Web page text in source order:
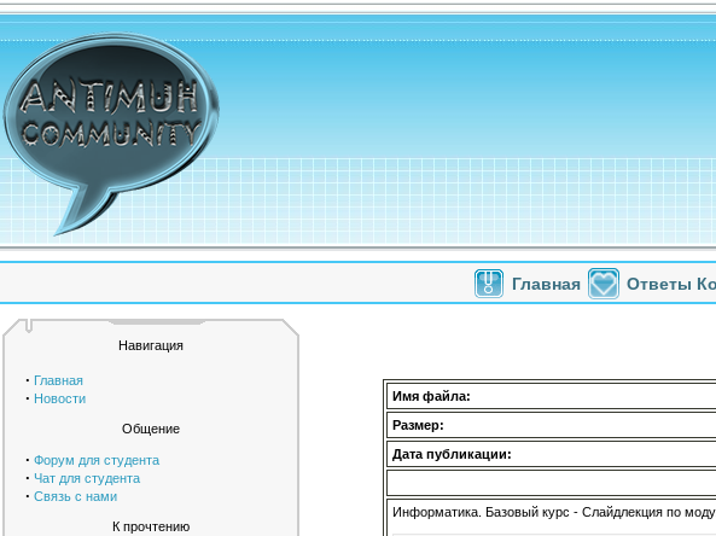
Главная Ответы
Навигация
· Главная
· Новости
Общение
· Форум для студента
· Чат для студента
· Связь с нами
К прочтению
Имя файла:
Размер:
Дата публикации:
Информатика. Базовый курс - Слайдлекция по